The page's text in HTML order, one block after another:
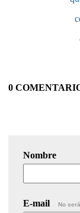
0
Nombre
E-mail No